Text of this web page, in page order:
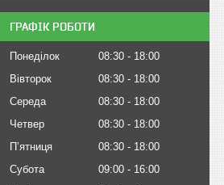
ГРАФІК РОБОТИ
Понеділок 08:30
18:00
Вівторок
08:30
18:00
Середа
08:30
18:00
Четвер
08:30
18:00
Пʼятниця
08:30
18:00
Субота
09:00
16:00